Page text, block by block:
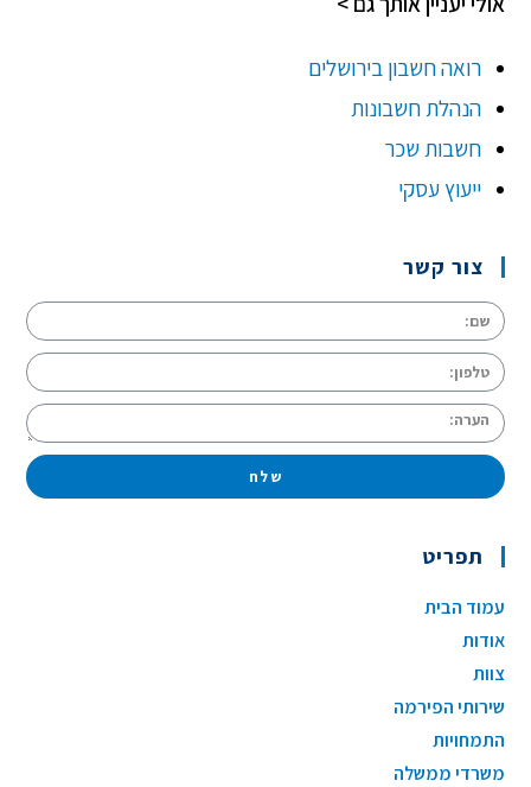
רואה חשבון בירושלים
הנהלת חשבונות
חשבות שכר
ייעוץ עסקי
צור קשר
שלח
תפריט
עמוד הבית
אודות
צוות
שירותי הפירמה
התמחויות
משרדי ממשלה